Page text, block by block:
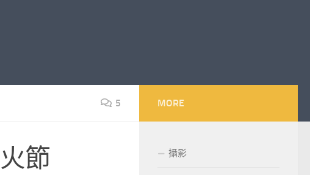
5
節
MORE
攝影